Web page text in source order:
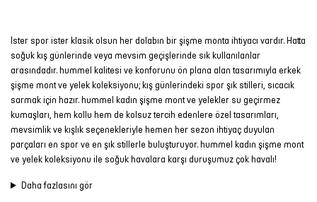
İster spor ister klasik olsun her dolabın bir şişme monta ihtiyacı vardır. Hatta
soğuk kış günlerinde veya mevsim geçişlerinde sık kullanılanlar
arasındadır. hummel kalitesi ve konforunu ön plana alan tasarımıyla erkek
şişme mont ve yelek koleksiyonu; kış günlerindeki spor şık stilleri, sıcacık
sarmak için hazır. hummel kadın şişme mont ve yelekler su geçirmez
kumaşları, hem kollu hem de kolsuz tercih edenlere özel tasarımları,
mevsimlik ve kışlık seçenekleriyle hemen her sezon ihtiyaç duyulan
parçaları en spor ve en şık stillerle buluşturuyor. hummel kadın şişme mont
ve yelek koleksiyonu ile soğuk havalara karşı duruşumuz çok havalı!
Daha fazlasını gör